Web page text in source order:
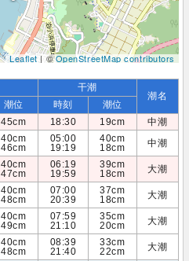
Leaflet| ©OpenStreetMap contributors
干潮
潮名
潮位 時刻
潮位
45cm 18:30 19cm
中潮
40cm
46cm
05:00
19:19
40cm
18cm
中潮
40cm
47cm
06:19
19:59
39cm
18cm
大潮
40cm
48cm
07:00
20:39
37cm
18cm
大潮
40cm
49cm
07:59
21:10
35cm
20cm
大潮
40cm
48cm
08:39
21:40
33cm
22cm
大潮